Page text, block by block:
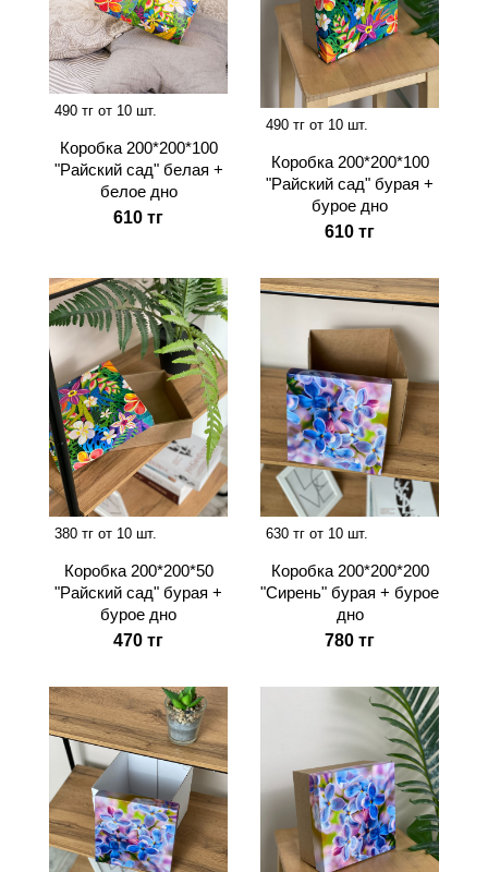
490 тг от 10 шт.
Коробка 200*200*100
"Райский сад" белая +
белое дно
610 тг
490 тг от 10 шт.
Коробка 200*200*100
"Райский сад" бурая +
бурое дно
610 тг
380 тг от 10 шт.
Коробка 200*200*50
"Райский сад" бурая +
бурое дно
470 тг
630 тг от 10 шт.
Коробка 200*200*200
"Сирень" бурая + бурое
дно
780 тг